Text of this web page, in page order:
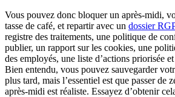
Vous pouvez donc bloquer un après-midi,
tasse de café, et repartir avec un dossier
registre des traitements, une politique de
publier, un rapport sur les cookies, une
des employés, une liste d’actions priorisée
Bien entendu, vous pouvez sauvegarder
plus tard, mais l’essentiel est que passer de
après-midi est réaliste. Essayez d’obtenir